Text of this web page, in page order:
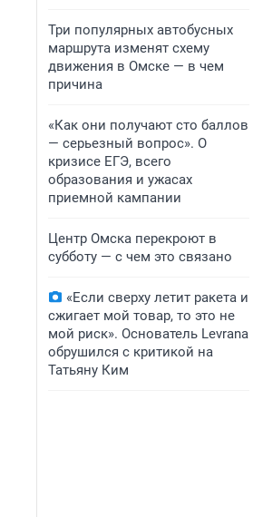
Три популярных автобусных
маршрута изменят схему
движения в Омске — в чем
причина
«Как они получают сто баллов
— серьезный вопрос». О
кризисе ЕГЭ, всего
образования и ужасах
приемной кампании
Центр Омска перекроют в
субботу — с чем это связано
«Если сверху летит ракета и
сжигает мой товар, то это не
мой риск». Основатель Levrana
обрушился с критикой на
Татьяну Ким